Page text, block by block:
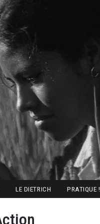
LE DIETRICH PRATIQUE !